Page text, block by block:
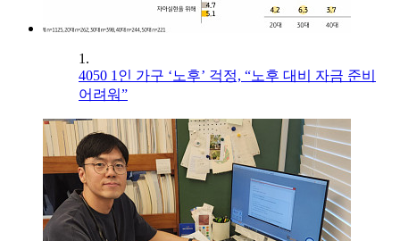
1.
4050 1인 가구 ‘노후’ 걱정, “노후 대비 자금 준비
어려워”